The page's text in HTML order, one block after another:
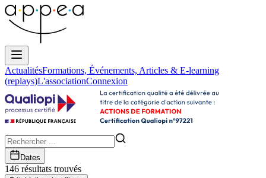
ActualitésFormations, Événements, Articles & E-learning
(replays)L'associationConnexion
Dates
146 résultats trouvés